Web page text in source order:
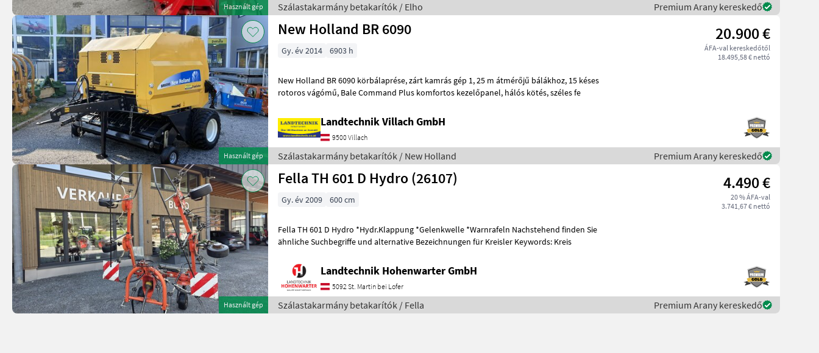
Használt gép Szálastakarmány betakarítók / Elho Premium Arany kereskedő
Használt gép
New Holland BR 6090 20.900 €
ÁFA-val kereskedőtől
18.495,58 € nettó
Gy. év 2014 6903 h
New Holland BR 6090 körbálaprése, zárt kamrás gép 1, 25 m átmérőjű bálákhoz, 15 késes
rotoros vágómű, Bale Command Plus komfortos kezelőpanel, hálós kötés, széles fe
Landtechnik Villach GmbH
9500 Villach
Szálastakarmány betakarítók / New Holland Premium Arany kereskedő
Használt gép
Fella TH 601 D Hydro (26107) 4.490 €
20 % ÁFA-val
3.741,67 € nettó
Gy. év 2009 600 cm
Fella TH 601 D Hydro *Hydr.Klappung *Gelenkwelle *Warnrafeln Nachstehend finden Sie
ähnliche Suchbegriffe und alternative Bezeichnungen für Kreisler Keywords: Kreis
Landtechnik Hohenwarter GmbH
5092 St. Martin bei Lofer
Szálastakarmány betakarítók / Fella Premium Arany kereskedő